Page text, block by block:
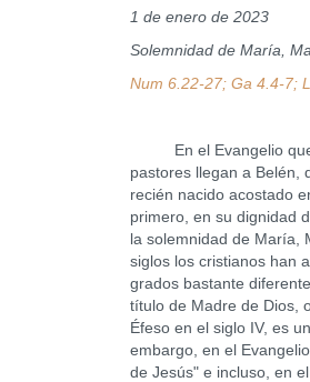
1 de enero de 2023
Solemnidad de María,
Num 6.22-27; Ga 4.4-7;
En el Evangelio que
pastores llegan a Belén,
recién nacido acostado
primero, en su dignidad
la solemnidad de María,
siglos los cristianos han
grados bastante
título de Madre de Dios,
Éfeso en el siglo IV, es
embargo, en el
de Jesús" e incluso, en